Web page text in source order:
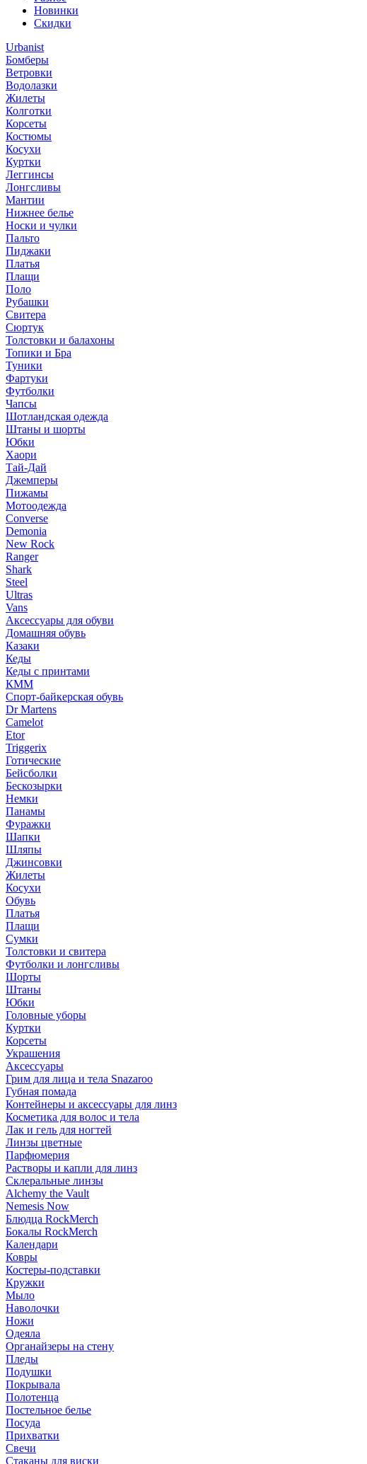
Новинки
Скидки
Urbanist
Бомберы
Ветровки
Водолазки
Жилеты
Колготки
Корсеты
Костюмы
Косухи
Куртки
Леггинсы
Лонгсливы
Мантии
Нижнее белье
Носки и чулки
Пальто
Пиджаки
Платья
Плащи
Поло
Рубашки
Свитера
Сюртук
Толстовки и балахоны
Топики и Бра
Туники
Фартуки
Футболки
Чапсы
Шотландская одежда
Штаны и шорты
Юбки
Хаори
Тай-Дай
Джемперы
Пижамы
Мотоодежда
Converse
Demonia
New Rock
Ranger
Shark
Steel
Ultras
Vans
Аксессуары для обуви
Домашняя обувь
Казаки
Кеды
Кеды с принтами
КММ
Спорт-байкерская обувь
Dr Martens
Camelot
Etor
Triggerix
Готические
Бейсболки
Бескозырки
Немки
Панамы
Фуражки
Шапки
Шляпы
Джинсовки
Жилеты
Косухи
Обувь
Платья
Плащи
Сумки
Толстовки и свитера
Футболки и лонгсливы
Шорты
Штаны
Юбки
Головные уборы
Куртки
Корсеты
Украшения
Аксессуары
Грим для лица и тела Snazaroo
Губная помада
Контейнеры и аксессуары для линз
Косметика для волос и тела
Лак и гель для ногтей
Линзы цветные
Парфюмерия
Растворы и капли для линз
Склеральные линзы
Alchemy the Vault
Nemesis Now
Блюдца RockMerch
Бокалы RockMerch
Календари
Ковры
Костеры-подставки
Кружки
Мыло
Наволочки
Ножи
Одеяла
Органайзеры на стену
Пледы
Подушки
Покрывала
Полотенца
Постельное белье
Посуда
Прихватки
Свечи
Стаканы для виски